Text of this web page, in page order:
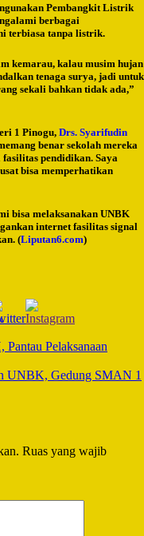
Pembangkit Listrik
berbagai
terbiasa tanpa listrik.
kemarau, kalau musim hujan
tenaga surya, jadi untuk
sekali bahkan tidak ada,”
1 Pinogu, Drs. Syarifudin
benar sekolah mereka
pendidikan. Saya
bisa memperhatikan
bisa melaksanakan UNBK
internet fasilitas signal
(Liputan6.com)
Pelaksanaan
UNBK, Gedung SMAN 1
Ruas yang wajib